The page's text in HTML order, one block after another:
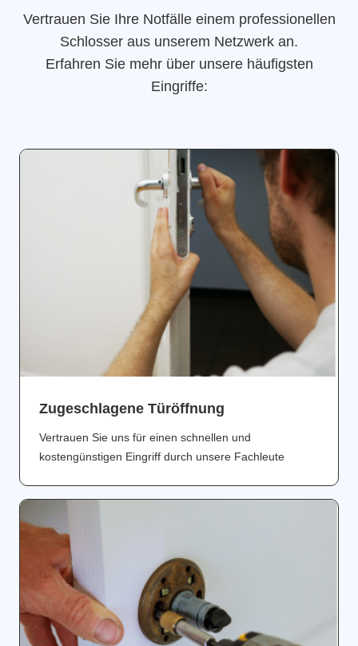
Vertrauen Sie Ihre Notfälle einem professionellen
Schlosser aus unserem Netzwerk an.
Erfahren Sie mehr über unsere häufigsten
Eingriffe:
Zugeschlagene Türöffnung
Vertrauen Sie uns für einen schnellen und
kostengünstigen Eingriff durch unsere Fachleute